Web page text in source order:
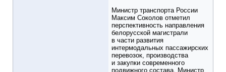
Министр транспорта России
Максим Соколов отметил
перспективность направления
белорусской магистрали
в части развития
интермодальных пассажирских
перевозок, производства
и закупки современного
подвижного состава. Министр